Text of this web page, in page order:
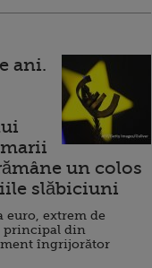
ani.
un colos
slăbiciuni
euro, extrem de
principal din
îngrijorător